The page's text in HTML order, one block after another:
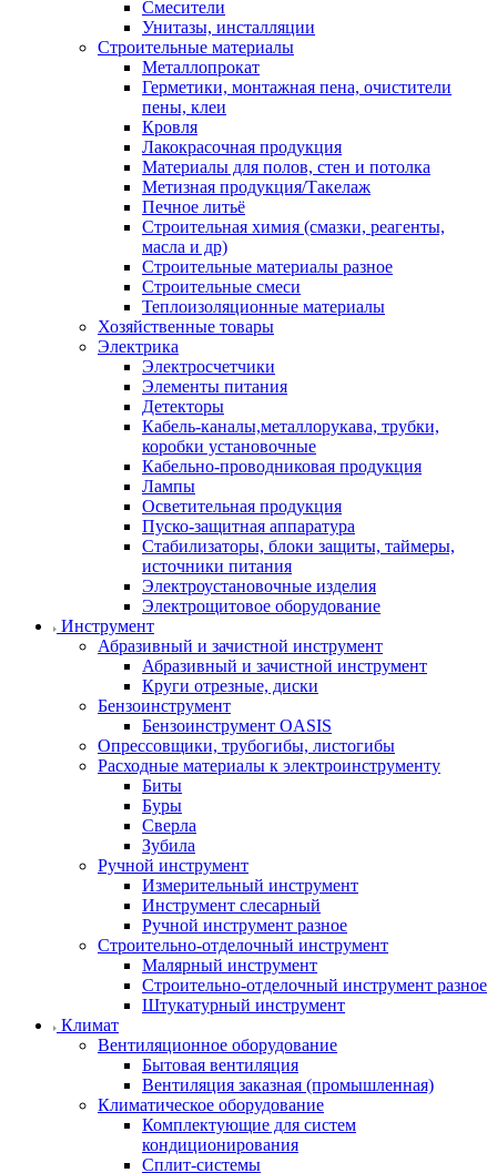
Смесители
Унитазы, инсталляции
Строительные материалы
Металлопрокат
Герметики, монтажная пена, очистители
пены, клеи
Кровля
Лакокрасочная продукция
Материалы для полов, стен и потолка
Метизная продукция/Такелаж
Печное литьё
Строительная химия (смазки, реагенты,
масла и др)
Строительные материалы разное
Строительные смеси
Теплоизоляционные материалы
Хозяйственные товары
Электрика
Электросчетчики
Элементы питания
Детекторы
Кабель-каналы,металлорукава, трубки,
коробки установочные
Кабельно-проводниковая продукция
Лампы
Осветительная продукция
Пуско-защитная аппаратура
Стабилизаторы, блоки защиты, таймеры,
источники питания
Электроустановочные изделия
Электрощитовое оборудование
Инструмент
Абразивный и зачистной инструмент
Абразивный и зачистной инструмент
Круги отрезные, диски
Бензоинструмент
Бензоинструмент OASIS
Опрессовщики, трубогибы, листогибы
Расходные материалы к электроинструменту
Биты
Буры
Сверла
Зубила
Ручной инструмент
Измерительный инструмент
Инструмент слесарный
Ручной инструмент разное
Строительно-отделочный инструмент
Малярный инструмент
Строительно-отделочный инструмент разное
Штукатурный инструмент
Климат
Вентиляционное оборудование
Бытовая вентиляция
Вентиляция заказная (промышленная)
Климатическое оборудование
Комплектующие для систем
кондиционирования
Сплит-системы